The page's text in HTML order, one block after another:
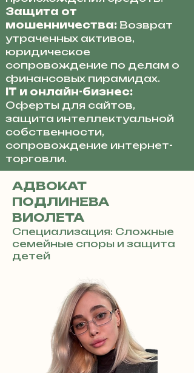
Защита от
мошенничества: Возврат
утраченных активов,
юридическое
сопровождение по делам о
финансовых пирамидах.
IT и онлайн-бизнес:
Оферты для сайтов,
защита интеллектуальной
собственности,
сопровождение интернет-
торговли.
АДВОКАТ
ПОДЛИНЕВА
ВИОЛЕТА
Специализация: Сложные
семейные споры и защита
детей